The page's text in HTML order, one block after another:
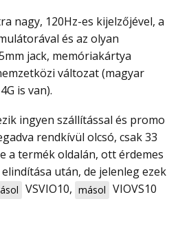
és az olyan
jack, memóriakártya
változat (magyar
is van).
rendkívül olcsó, csak 33
a termék oldalán, ott érdemes
után, de jelenleg ezek
VSVIO10, másol VIOVS10